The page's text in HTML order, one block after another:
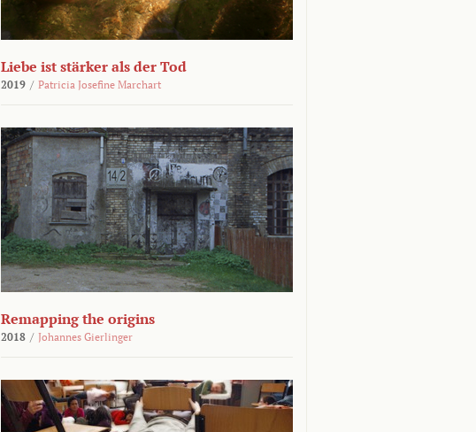
Liebe ist stärker als der Tod
2019 / Patricia Josefine Marchart
Remapping the origins
2018 / Johannes Gierlinger